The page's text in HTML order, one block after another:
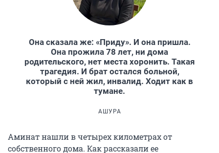
Она сказала же: «Приду». И она пришла.
Она прожила 78 лет, ни дома
родительского, нет места хоронить. Такая
трагедия. И брат остался больной,
который с ней жил, инвалид. Ходит как в
тумане.
АШУРА
Аминат нашли в четырех километрах от
собственного дома. Как рассказали ее